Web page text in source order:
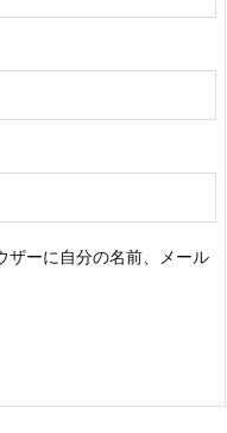
ザーに自分の名前、メール